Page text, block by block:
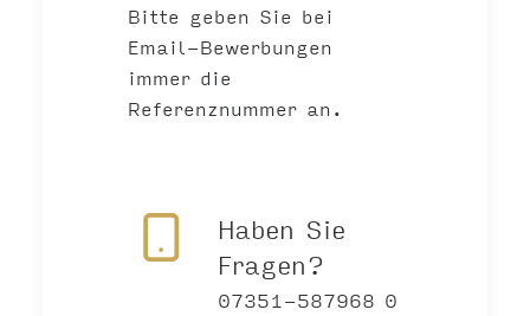
Bitte geben Sie bei
Email-Bewerbungen
immer die
Referenznummer an.
Haben Sie
Fragen?
07351-587968 0